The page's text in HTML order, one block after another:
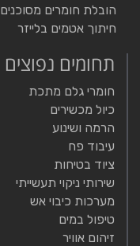
הובלת חומרים מסוכנים
חיתוך אטמים בלייזר
תחומים נפוצים
חומרי גלם מתכת
כיול מכשירים
הרמה ושינוע
עיבוד פח
ציוד בטיחות
שירותי ניקוי תעשייתי
מערכות כיבוי אש
טיפול במים
זיהום אוויר